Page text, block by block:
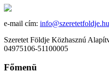
e-mail cím: info@szeretetfoldje.hu
Szeretet Földje Közhasznú
04975106-51100005
Főmenü